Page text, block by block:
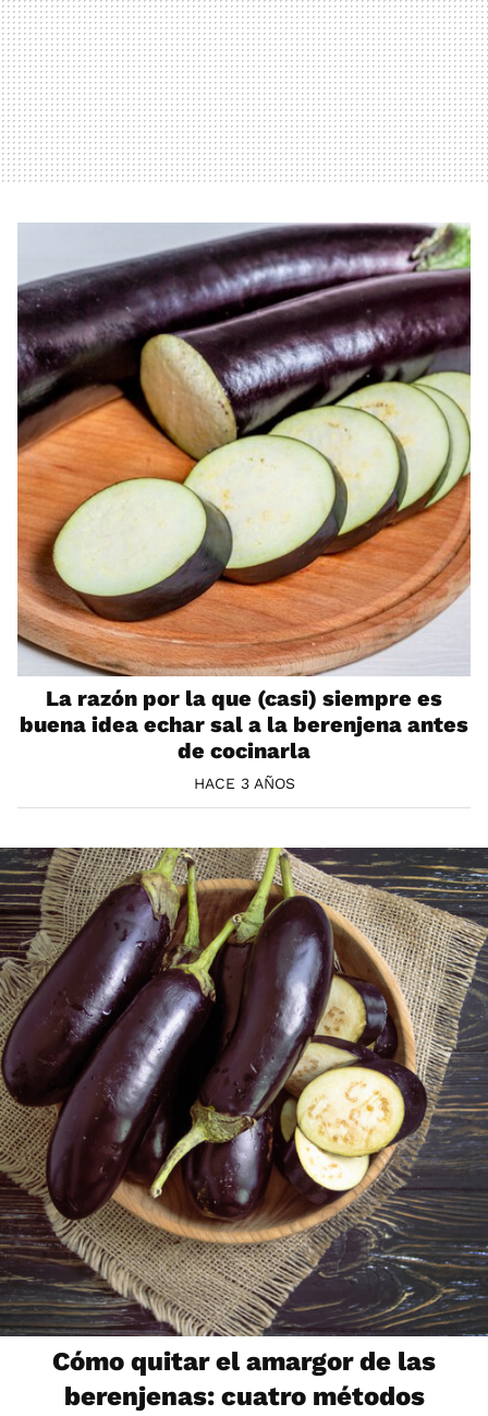
La razón por la que (casi) siempre es
buena idea echar sal a la berenjena antes
de cocinarla
HACE 3 AÑOS
Cómo quitar el amargor de las
berenjenas: cuatro métodos